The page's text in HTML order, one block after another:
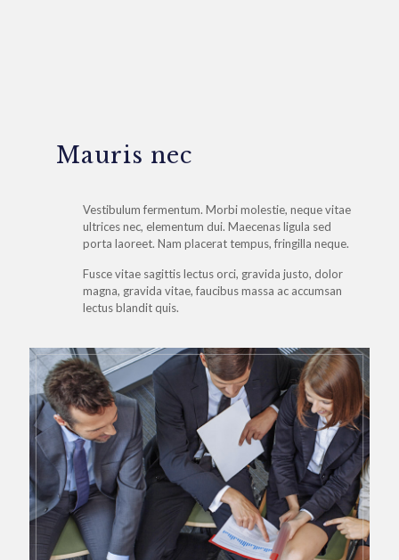
Mauris nec
Vestibulum fermentum. Morbi molestie, neque vitae
ultrices nec, elementum dui. Maecenas ligula sed
porta laoreet. Nam placerat tempus, fringilla neque.
Fusce vitae sagittis lectus orci, gravida justo, dolor
magna, gravida vitae, faucibus massa ac accumsan
lectus blandit quis.